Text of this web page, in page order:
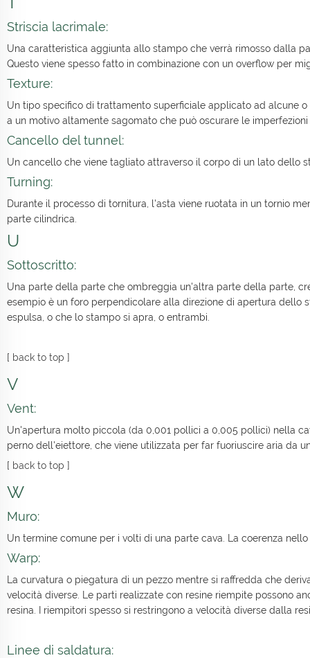
Striscia lacrimale:
Una caratteristica aggiunta allo stampo che verrà rimosso dalla
Questo viene spesso fatto in combinazione con un overflow per
Texture:
Un tipo specifico di trattamento superficiale applicato ad alcune
a un motivo altamente sagomato che può oscurare le
Cancello del tunnel:
Un cancello che viene tagliato attraverso il corpo di un lato dello
Turning:
Durante il processo di tornitura, l'asta viene ruotata in un tornio
parte cilindrica.
U
Sottoscritto:
Una parte della parte che ombreggia un'altra parte della parte,
esempio è un foro perpendicolare alla direzione di apertura
espulsa, o che lo stampo si apra, o entrambi.
[ back to top ]
V
Vent:
Un'apertura molto piccola (da 0,001 pollici a 0,005 pollici) nella
perno dell'eiettore, che viene utilizzata per far fuoriuscire aria da
[ back to top ]
W
Muro:
Un termine comune per i volti di una parte cava. La coerenza
Warp:
La curvatura o piegatura di un pezzo mentre si raffredda che
velocità diverse. Le parti realizzate con resine riempite possono
resina. I riempitori spesso si restringono a velocità diverse dalla
Linee di saldatura: